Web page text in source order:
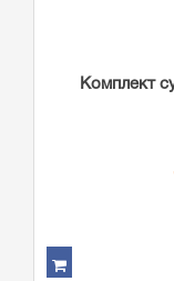
Комплект